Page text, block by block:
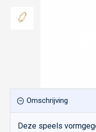
Omschrijving
Deze speels